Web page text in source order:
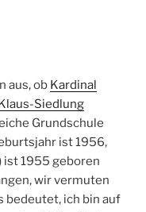
aus, ob Kardinal
Siedlung
Grundschule
ist 1956,
ist 1955 geboren
wir vermuten
bedeutet, ich bin auf